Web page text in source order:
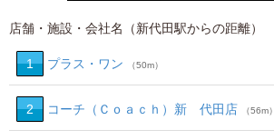
店舗・施設・会社名（新代田駅からの距離）
1 プラス・ワン （50m）
2 コーチ（Ｃｏａｃｈ）新 代田店 （56m）